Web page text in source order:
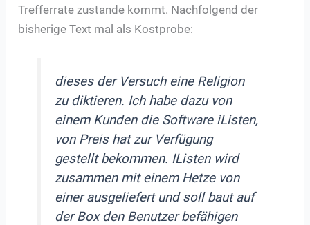
Trefferrate zustande kommt. Nachfolgend der
bisherige Text mal als Kostprobe:
dieses der Versuch eine Religion
zu diktieren. Ich habe dazu von
einem Kunden die Software iListen,
von Preis hat zur Verfügung
gestellt bekommen. IListen wird
zusammen mit einem Hetze von
einer ausgeliefert und soll baut auf
der Box den Benutzer befähigen